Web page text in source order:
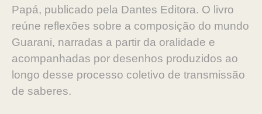
Papá, publicado pela Dantes Editora. O livro
reúne reflexões sobre a composição do mundo
Guarani, narradas a partir da oralidade e
acompanhadas por desenhos produzidos ao
longo desse processo coletivo de transmissão
de saberes.